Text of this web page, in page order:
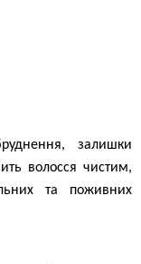
залишки
волосся чистим,
та поживних